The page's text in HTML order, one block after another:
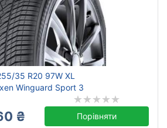
35 R20 97W XL
Winguard Sport 3
₴ Порівняти